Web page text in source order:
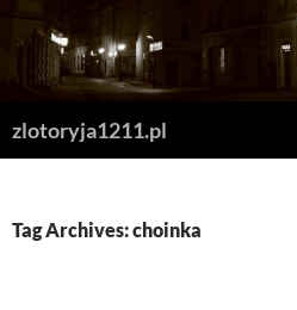
Skip
content
zlotoryja1211.pl
Tag Archives: choinka